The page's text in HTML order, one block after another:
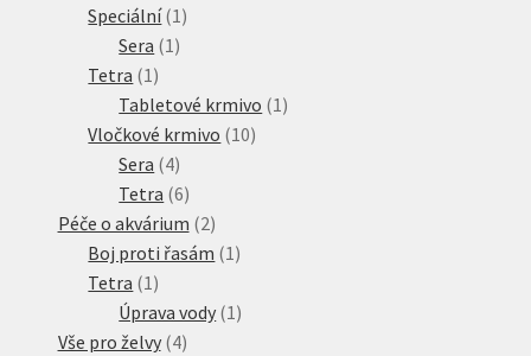
produkt
Speciální 1 1
Sera 1 1
Tetra 1 1
produkt
Tabletové krmivo 1 1
Vločkové krmivo 1010
Sera 44
produkty
Tetra 66
produktů
Péče o akvárium 22
produkty
Boj proti řasám 1 1
Tetra 1 1
produkt
Úprava vody 1 1
Vše pro želvy 44